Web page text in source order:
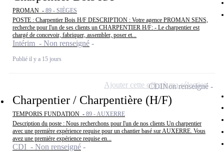
PROMAN - 89 - SIÈGES
POSTE : Charpentier Bois H/F DESCRIPTION : Votre agence PROMAN SENS,
recherche pour l'un de ses clients un CHARPENTIER H/F: - Le charpentier est
chargé de concevoir, fabriquer, assembler, poser et...
Intérim - Non renseigné
Publié il y a 15 jours
Charpentier / Charpentière (H/F)
TEMPORIS FUNDATION - 89 - AUXERRE
Description du poste : Nous recherchons pour l'un de nos clients Un charpentier
avec une première expérience requise pour un chantier basé sur AUXERRE. Vous
avez une premiére expérience requise en...
CDI - Non renseigné
CDINon renseigné
Ajouter cette offre à ma sélection